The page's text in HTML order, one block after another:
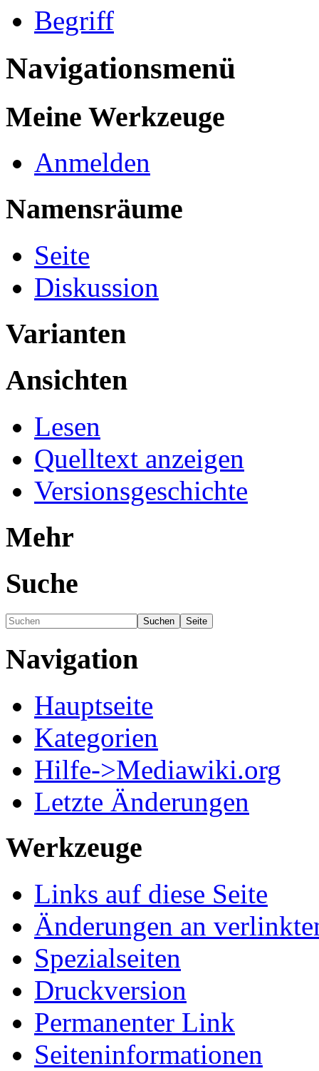
Begriff
Navigationsmenü
Meine Werkzeuge
Anmelden
Namensräume
Seite
Diskussion
Varianten
Ansichten
Lesen
Quelltext anzeigen
Versionsgeschichte
Mehr
Suche
Navigation
Hauptseite
Kategorien
Hilfe->Mediawiki.org
Letzte Änderungen
Werkzeuge
Links auf diese Seite
Änderungen an
Spezialseiten
Druckversion
Permanenter Link
Seiten­informationen